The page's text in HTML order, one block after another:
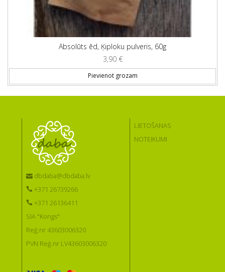
Absolūts ēd, Ķiploku pulveris, 60g
3,90 €
Pievienot grozam
dbdaba@dbdaba.lv
+371 26739266
+371 26136411
SIA "Kongs"
Reģ.nr 43603006320
PVN Reģ.nr LV43603006320
LIETOŠANAS
NOTEIKUMI